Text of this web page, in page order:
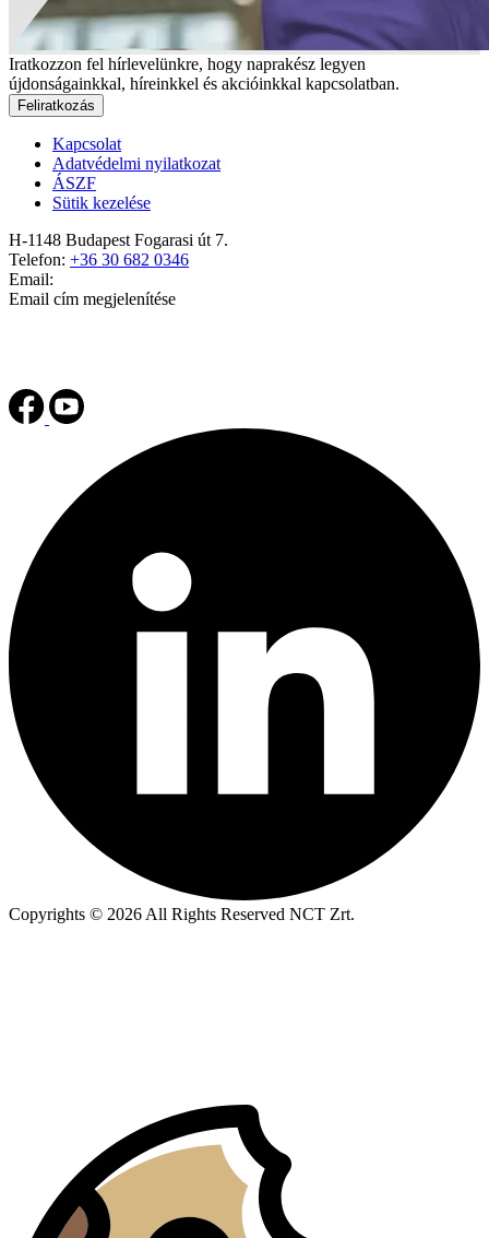
Iratkozzon fel hírlevelünkre, hogy naprakész legyen
újdonságainkkal, híreinkkel és akcióinkkal kapcsolatban.
Feliratkozás
Kapcsolat
Adatvédelmi nyilatkozat
ÁSZF
Sütik kezelése
H-1148 Budapest Fogarasi út 7.
Telefon: +36 30 682 0346
Email:
Email cím megjelenítése
Copyrights © 2026 All Rights Reserved NCT Zrt.